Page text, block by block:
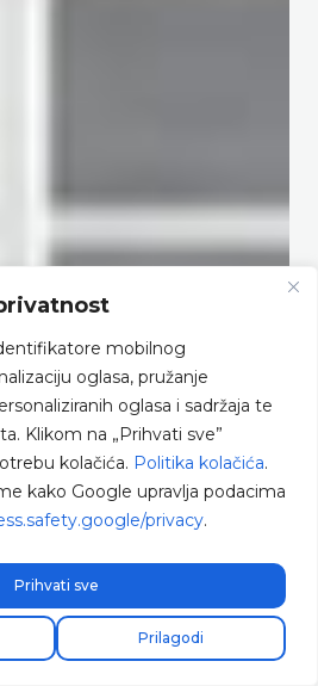
mobilnog
oglasa, pružanje
oglasa i sadržaja te
Klikom na „Prihvati sve”
kolačića. Politika kolačića.
kako Google upravlja podacima
privacy.
Prilagodi
Prihvati sve